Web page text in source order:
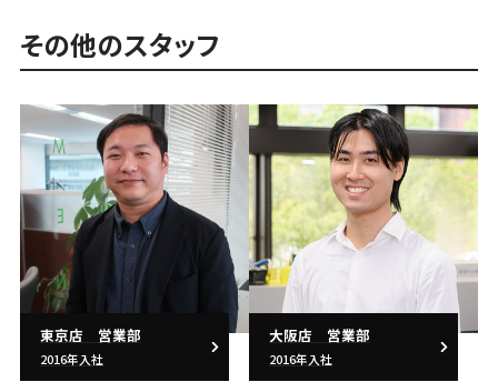
その他のスタッフ
東京店 営業部
2016年入社
大阪店 営業部
2016年入社